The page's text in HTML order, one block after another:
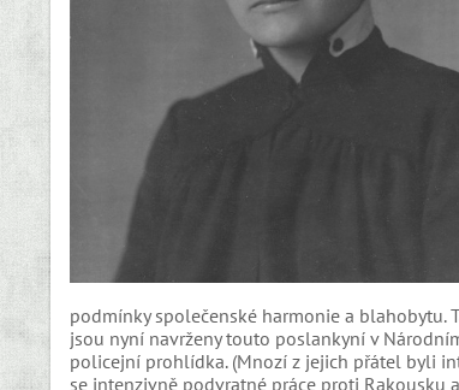
podmínky společenské harmonie a blahobytu.
jsou nyní navrženy touto poslankyní v
policejní prohlídka. (Mnozí z jejich přátel byli
se intenzivně podvratné práce proti